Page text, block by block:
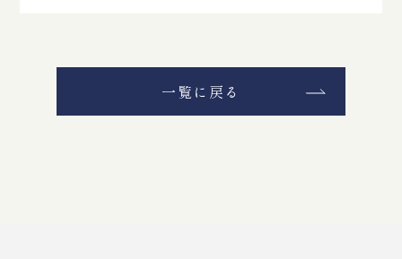
一覧に戻る